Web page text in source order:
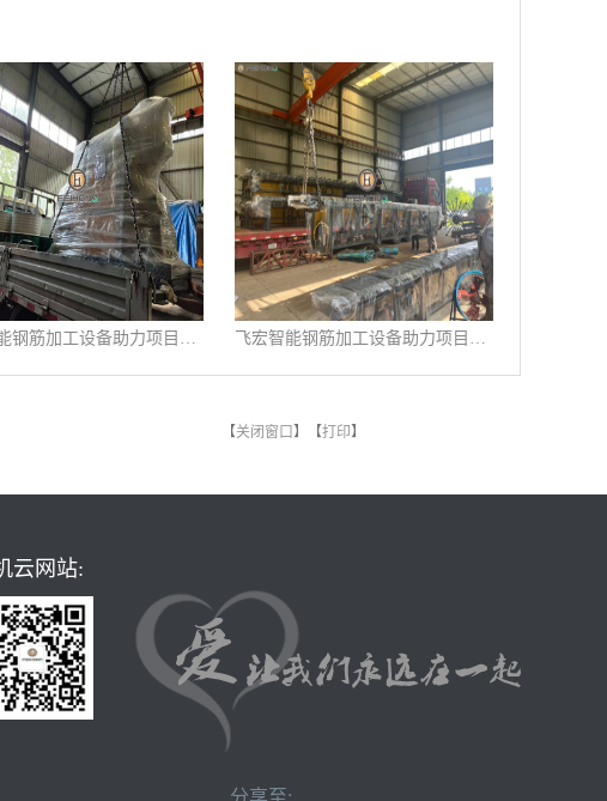
飞宏智能钢筋加工设备助力项目施工建设 飞宏智能钢筋加工设备助力项目施工建设
【关闭窗口 】【打印】
云网站:
分享至: